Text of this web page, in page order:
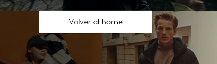
Volver al home